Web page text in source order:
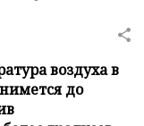
воздуха в
до